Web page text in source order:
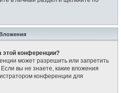
этой конференции?
может разрешить или запретить
вы не знаете, какие вложения
конференции для